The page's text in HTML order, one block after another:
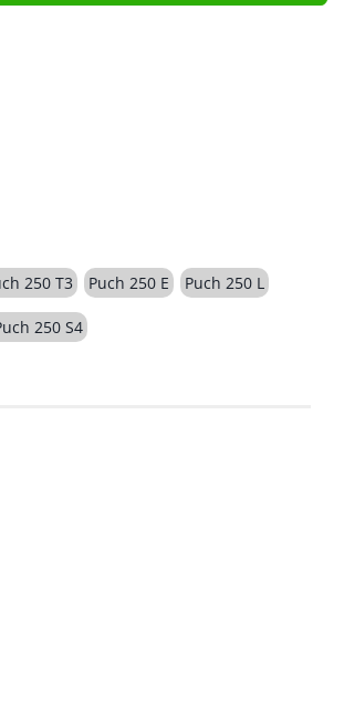
250 T3 Puch 250 E Puch 250 L
250 S4